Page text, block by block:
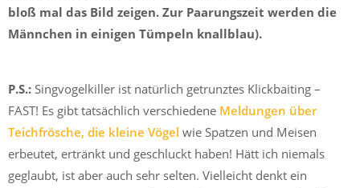
bloß mal das Bild zeigen. Zur Paarungszeit werden die
Männchen in einigen Tümpeln knallblau).
P.S.: Singvogelkiller ist natürlich getrunztes Klickbaiting –
FAST! Es gibt tatsächlich verschiedene Meldungen über
Teichfrösche, die kleine Vögel wie Spatzen und Meisen
erbeutet, ertränkt und geschluckt haben! Hätt ich niemals
geglaubt, ist aber auch sehr selten. Vielleicht denkt ein